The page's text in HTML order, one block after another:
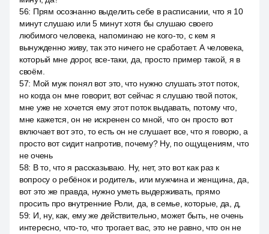
56: Прям осознанно выделить себе в расписании, что я 10
минут слушаю или 5 минут хотя бы слушаю своего
любимого человека, напоминаю не кого-то, с кем я
вынужденно живу, так это ничего не сработает. А человека,
который мне дорог, все-таки, да, просто пример такой, я в
своём.
57: Мой муж понял вот это, что нужно слушать этот поток,
но когда он мне говорит, вот сейчас я слушаю твой поток,
мне уже не хочется ему этот поток выдавать, потому что,
мне кажется, он не искренен со мной, что он просто вот
включает вот это, то есть он не слушает все, что я говорю, а
просто вот сидит напротив, почему? Ну, по ощущениям, что
не очень
58: В то, что я рассказываю. Ну, нет, это вот как раз к
вопросу о ребёнок и родитель, или мужчина и женщина, да,
вот это же правда, нужно уметь выдерживать, прямо
просить про внутренние Роли, да, в семье, которые, да, д,
59: И, ну, как, ему же действительно, может быть, не очень
интересно, что-то, что трогает вас, это не равно, что он не